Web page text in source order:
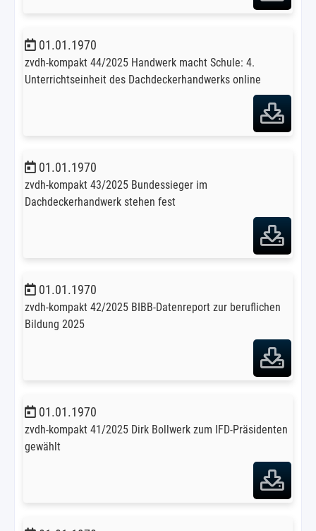
01.01.1970
zvdh-kompakt 44/2025 Handwerk macht Schule: 4.
Unterrichtseinheit des Dachdeckerhandwerks online
01.01.1970
zvdh-kompakt 43/2025 Bundessieger im
Dachdeckerhandwerk stehen fest
01.01.1970
zvdh-kompakt 42/2025 BIBB-Datenreport zur beruflichen
Bildung 2025
01.01.1970
zvdh-kompakt 41/2025 Dirk Bollwerk zum IFD-Präsidenten
gewählt